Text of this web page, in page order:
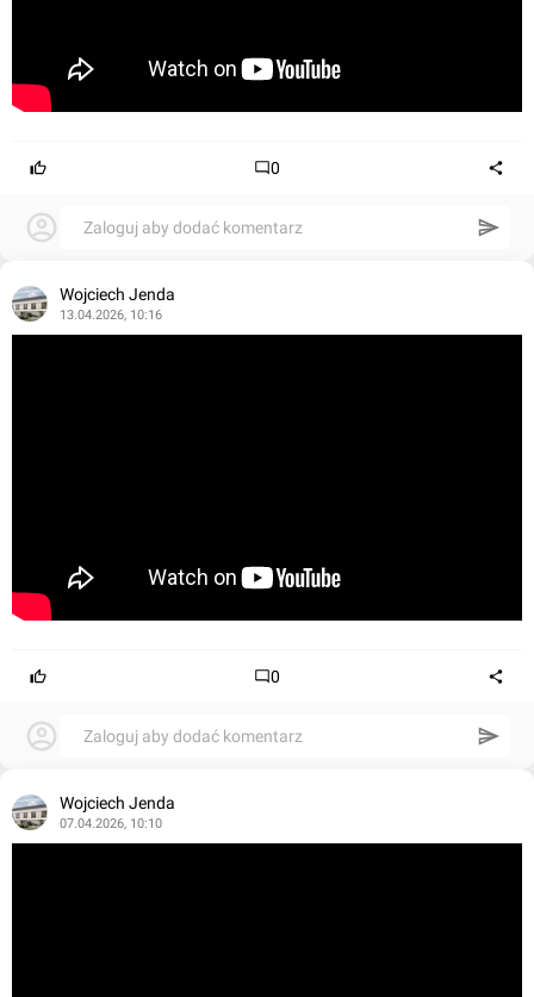
0
Zaloguj aby dodać komentarz
Wojciech Jenda
13.04.2026, 10:16
0
Zaloguj aby dodać komentarz
Wojciech Jenda
07.04.2026, 10:10